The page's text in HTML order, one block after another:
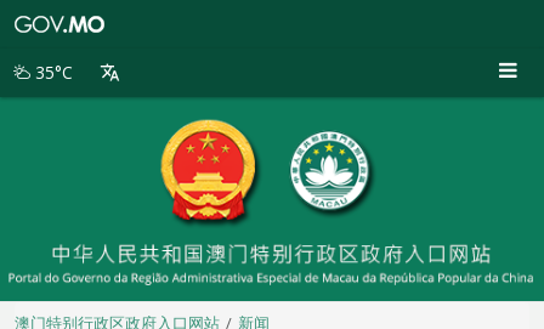
别
35°C
澳门特别行政区政府入口网站
新闻